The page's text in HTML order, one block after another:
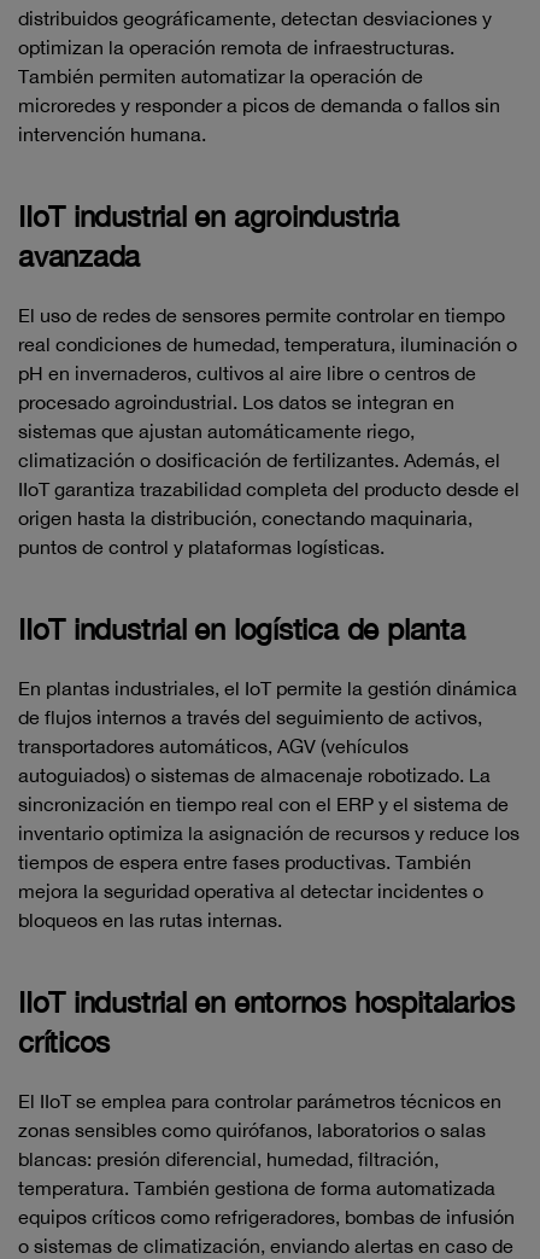
distribuidos geográficamente, detectan desviaciones y
optimizan la operación remota de infraestructuras.
También permiten automatizar la operación de
microredes y responder a picos de demanda o fallos sin
intervención humana.
IIoT industrial en agroindustria
avanzada
El uso de redes de sensores permite controlar en tiempo
real condiciones de humedad, temperatura, iluminación o
pH en invernaderos, cultivos al aire libre o centros de
procesado agroindustrial. Los datos se integran en
sistemas que ajustan automáticamente riego,
climatización o dosificación de fertilizantes. Además, el
IIoT garantiza trazabilidad completa del producto desde el
origen hasta la distribución, conectando maquinaria,
puntos de control y plataformas logísticas.
IIoT industrial en logística de planta
En plantas industriales, el IoT permite la gestión dinámica
de flujos internos a través del seguimiento de activos,
transportadores automáticos, AGV (vehículos
autoguiados) o sistemas de almacenaje robotizado. La
sincronización en tiempo real con el ERP y el sistema de
inventario optimiza la asignación de recursos y reduce los
tiempos de espera entre fases productivas. También
mejora la seguridad operativa al detectar incidentes o
bloqueos en las rutas internas.
IIoT industrial en entornos hospitalarios
críticos
El IIoT se emplea para controlar parámetros técnicos en
zonas sensibles como quirófanos, laboratorios o salas
blancas: presión diferencial, humedad, filtración,
temperatura. También gestiona de forma automatizada
equipos críticos como refrigeradores, bombas de infusión
o sistemas de climatización, enviando alertas en caso de